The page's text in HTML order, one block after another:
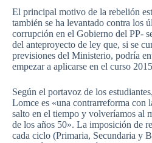
El principal motivo de la rebelión
también se ha levantado contra los
corrupción en el Gobierno del PP-
del anteproyecto de ley que, si se
previsiones del Ministerio, podría
empezar a aplicarse en el curso
Según el portavoz de los
Lomce es «una contrarreforma con
salto en el tiempo y volveríamos al
de los años 50». La imposición de
cada ciclo (Primaria, Secundaria y